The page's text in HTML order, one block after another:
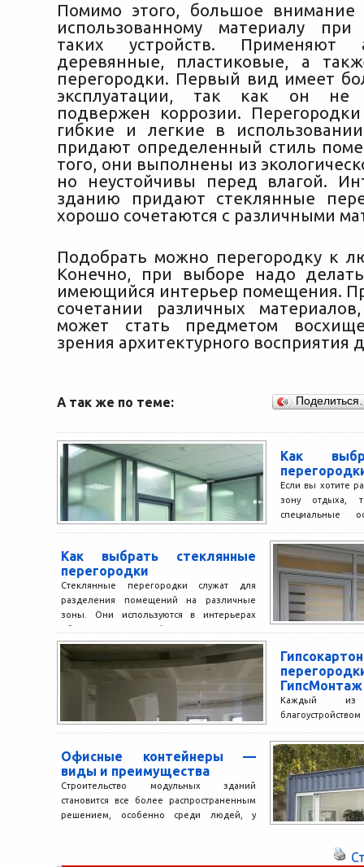
Помимо этого, большое внимание
использованному материалу при
таких устройств. Применяют
деревянные, пластиковые, а
перегородки. Первый вид имеет
эксплуатации, так как он не
подвержен коррозии.
гибкие и легкие в
придают определенный стиль
того, они выполнены из
но неустойчивы перед влагой.
зданию придают стеклянные
хорошо сочетаются с различными
Подобрать можно перегородку к
Конечно, при выборе надо
имеющийся интерьер помещения.
сочетании различных
может стать предметом
зрения архитектурного восприятия
А так же по теме:
Как
Если вы хотите
зону отдыха,
специальные
Как выбрать стеклянные
перегородки
Стеклянные перегородки служат для
разделения помещений на различные
зоны. Они используются в интерьерах
общественных зданий, а также квартир и
загородных...
ГипсМонтаж
Каждый из
этом в
Офисные контейнеры —
виды и преимущества
Строительство модульных зданий
становится все более распространенным
решением, особенно среди людей, у